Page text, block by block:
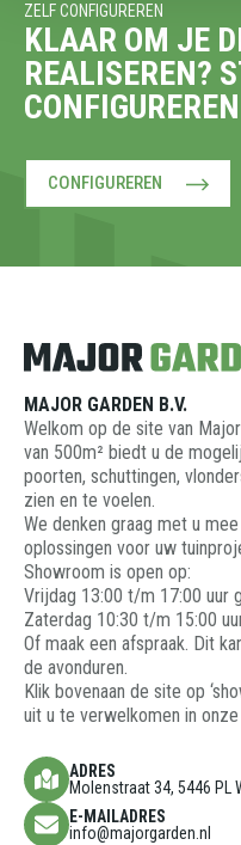
ZELF CONFIGUREREN
KLAAR OM JE
REALISEREN?
CONFIGUREREN
CONFIGUREREN
MAJOR GARDEN B.V.
Welkom op de site van
van 500m² biedt u de
poorten, schuttingen,
zien en te voelen.
We denken graag met u
oplossingen voor uw
Showroom is open op:
Vrijdag 13:00 t/m 17:00 uur
Zaterdag 10:30 t/m 15:00
Of maak een afspraak. Dit
de avonduren.
Klik bovenaan de site op
uit u te verwelkomen in
ADRES
Molenstraat 34, 5446 PL
E-MAILADRES
info@majorgarden.nl